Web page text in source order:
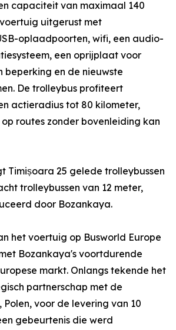
capaciteit van maximaal 140
uitgerust met
oplaadpoorten, wifi, een audio-
een oprijplaat voor
beperking en de nieuwste
De trolleybus profiteert
actieradius tot 80 kilometer,
routes zonder bovenleiding kan
Timișoara 25 gelede trolleybussen
trolleybussen van 12 meter,
door Bozankaya.
het voertuig op Busworld Europe
Bozankaya's voortdurende
markt. Onlangs tekende het
partnerschap met de
Polen, voor de levering van 10
gebeurtenis die werd